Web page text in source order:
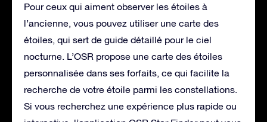
Pour ceux qui aiment observer les étoiles à
l’ancienne, vous pouvez utiliser une carte des
étoiles, qui sert de guide détaillé pour le ciel
nocturne. L’OSR propose une carte des étoiles
personnalisée dans ses forfaits, ce qui facilite la
recherche de votre étoile parmi les constellations.
Si vous recherchez une expérience plus rapide ou